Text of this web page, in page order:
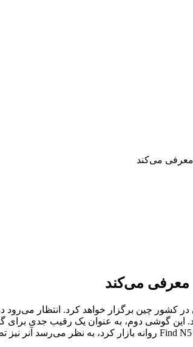
چین برگزار خواهد کرد. انتظار می‌رود در